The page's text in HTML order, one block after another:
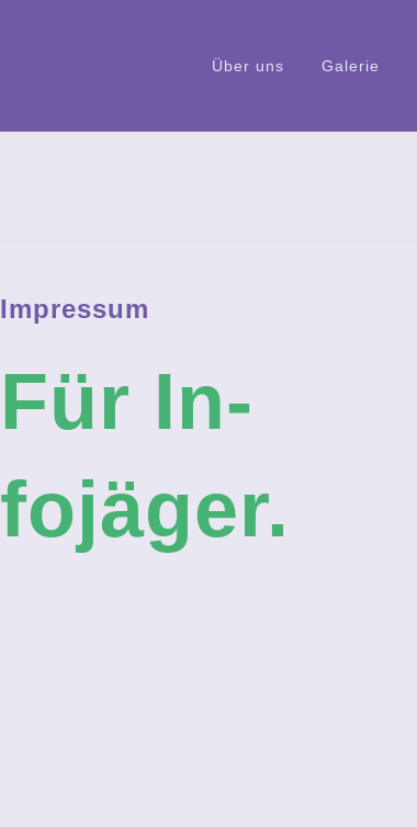
Über uns Ga­le­rie
Im­pres­sum
Für In­
fo­jä­ger.